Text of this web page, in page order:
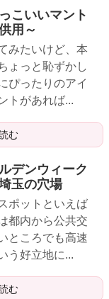
こいいマント
用～
みたいけど、本
ょっと恥ずかし
ぴったりのアイ
トがあれば...
む
デンウィーク
玉の穴場
ポットといえば
都内から公共交
ところでも高速
う好立地に...
む